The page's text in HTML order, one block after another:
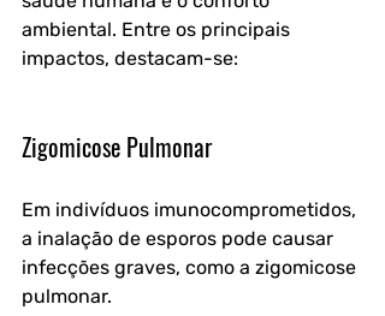
ambiental. Entre os principais
impactos, destacam-se:
Zigomicose Pulmonar
Em indivíduos imunocomprometidos,
a inalação de esporos pode causar
infecções graves, como a zigomicose
pulmonar.